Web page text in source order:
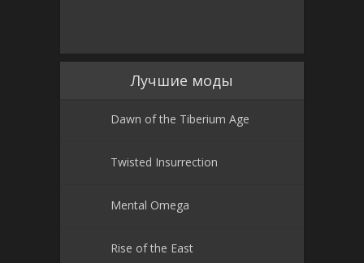
Лучшие моды
Dawn of the Tiberium Age
Twisted Insurrection
Mental Omega
Rise of the East